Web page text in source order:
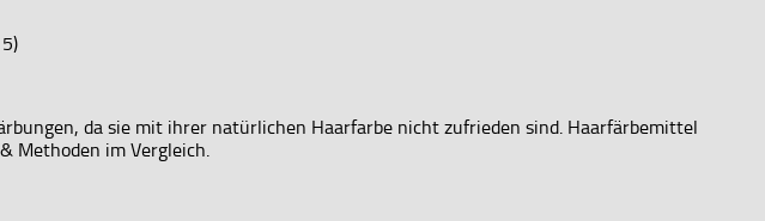
da sie mit ihrer natürlichen Haarfarbe nicht zufrieden sind. Haarfärbemittel
Methoden im Vergleich.